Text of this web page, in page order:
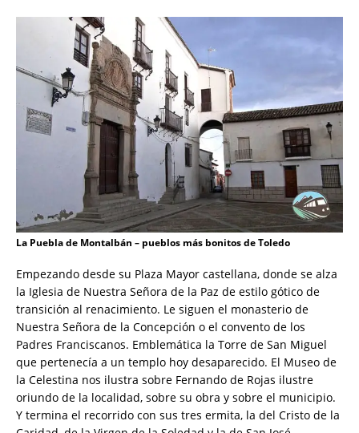
La Puebla de Montalbán – pueblos más bonitos de Toledo
Empezando desde su Plaza Mayor castellana, donde se alza
la Iglesia de Nuestra Señora de la Paz de estilo gótico de
transición al renacimiento. Le siguen el monasterio de
Nuestra Señora de la Concepción o el convento de los
Padres Franciscanos. Emblemática la Torre de San Miguel
que pertenecía a un templo hoy desaparecido. El Museo de
la Celestina nos ilustra sobre Fernando de Rojas ilustre
oriundo de la localidad, sobre su obra y sobre el municipio.
Y termina el recorrido con sus tres ermita, la del Cristo de la